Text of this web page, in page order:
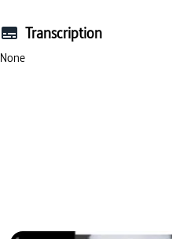
Transcription
None